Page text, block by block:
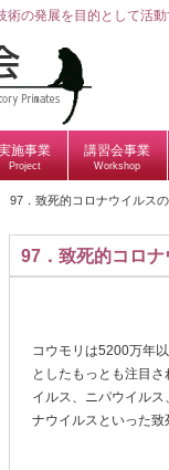
の発展を目的として活
施事業
Project
講習会事業
Workshop
97．致死的コロナウイルス
97．致死的コロ
コウモリは5200万年
としたもっとも注目
イルス、ニパウイル
ナウイルスといった